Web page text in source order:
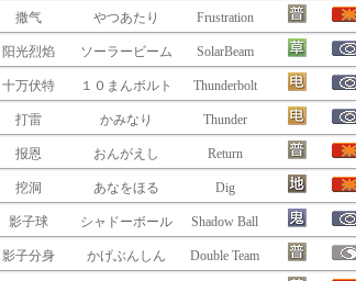
撒气 やつあたり Frustration
阳光烈焰 ソーラービーム SolarBeam
十万伏特 １０まんボルト Thunderbolt
打雷 かみなり Thunder
报恩 おんがえし Return
挖洞 あなをほる Dig
影子球 シャドーボール Shadow Ball
影子分身 かげぶんしん Double Team